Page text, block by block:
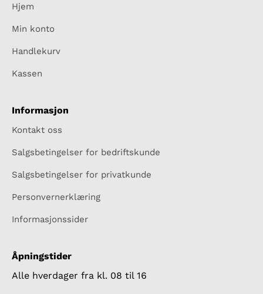
Hjem
Min konto
Handlekurv
Kassen
Informasjon
Kontakt oss
Salgsbetingelser for bedriftskunde
Salgsbetingelser for privatkunde
Personvernerklæring
Informasjonssider
Åpningstider
Alle hverdager fra kl. 08 til 16